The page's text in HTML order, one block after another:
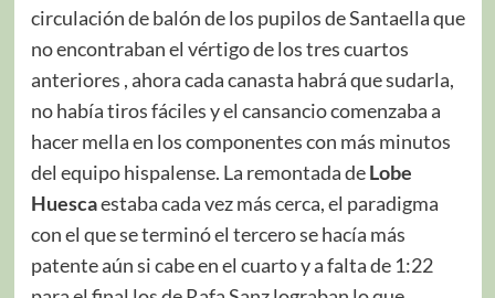
circulación de balón de los pupilos de Santaella que
no encontraban el vértigo de los tres cuartos
anteriores , ahora cada canasta habrá que sudarla,
no había tiros fáciles y el cansancio comenzaba a
hacer mella en los componentes con más minutos
del equipo hispalense. La remontada deLobe
Huescaestaba cada vez más cerca, el paradigma
con el que se terminó el tercero se hacía más
patente aún si cabe en el cuarto y a falta de 1:22